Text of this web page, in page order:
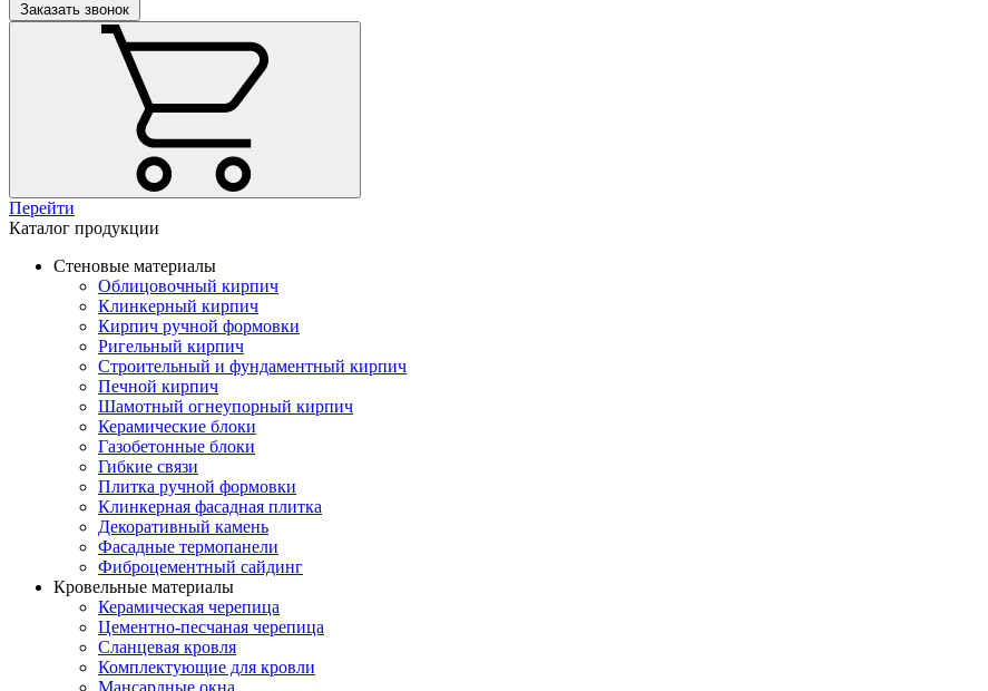
Заказать звонок
Перейти
Каталог продукции
Стеновые материалы
Облицовочный кирпич
Клинкерный кирпич
Кирпич ручной формовки
Ригельный кирпич
Строительный и фундаментный кирпич
Печной кирпич
Шамотный огнеупорный кирпич
Керамические блоки
Газобетонные блоки
Гибкие связи
Плитка ручной формовки
Клинкерная фасадная плитка
Декоративный камень
Фасадные термопанели
Фиброцементный сайдинг
Кровельные материалы
Керамическая черепица
Цементно-песчаная черепица
Сланцевая кровля
Комплектующие для кровли
Мансардные окна